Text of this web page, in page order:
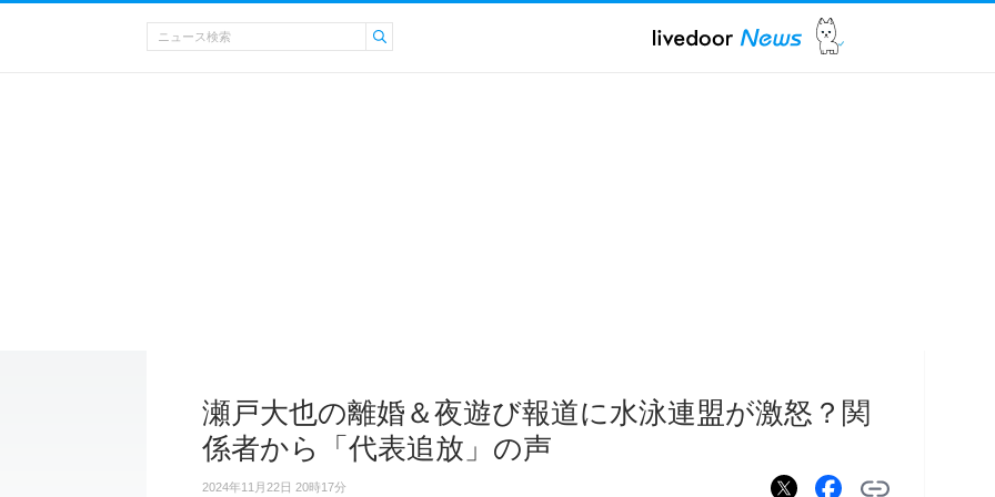
瀬戸大也の離婚＆夜遊び報道に水泳連盟が激怒？関
係者から「代表追放」の声
2024年11月22日 20時17分